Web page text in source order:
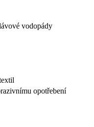
vodopády
opotřebení